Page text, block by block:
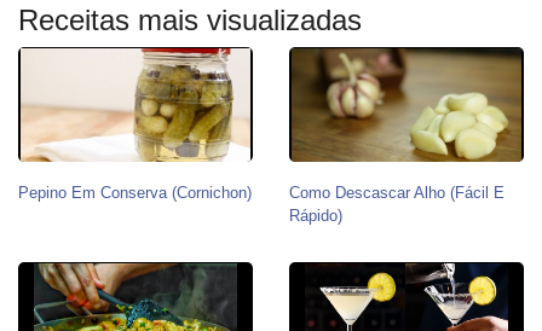
Receitas mais visualizadas
Pepino Em Conserva (Cornichon)
Como Descascar Alho (Fácil E
Rápido)